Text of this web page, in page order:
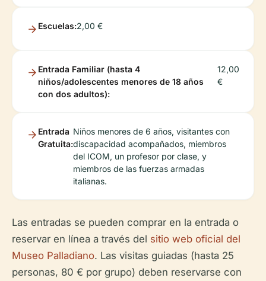
Escuelas:2,00 €
Entrada Familiar (hasta 4
niños/adolescentes menores de 18 años
con dos adultos):
12,00
€
Entrada
Gratuita:
Niños menores de 6 años, visitantes con
discapacidad acompañados, miembros
del ICOM, un profesor por clase, y
miembros de las fuerzas armadas
italianas.
Las entradas se pueden comprar en la entrada o
reservar en línea a través del sitio web oficial del
Museo Palladiano. Las visitas guiadas (hasta 25
personas, 80 € por grupo) deben reservarse con